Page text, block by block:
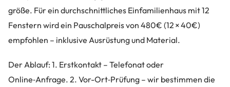
größe. Für ein durchschnittliches Einfamilienhaus mit 12
Fenstern wird ein Pauschalpreis von 480€ (12 × 40€)
empfohlen – inklusive Ausrüstung und Material.
Der Ablauf: 1. Erstkontakt – Telefonat oder
Online‑Anfrage. 2. Vor-Ort‑Prüfung – wir bestimmen die